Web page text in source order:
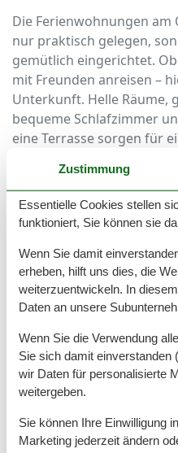
Die Ferienwohnungen
nur praktisch gelegen,
gemütlich eingerichtet. Ob
mit Freunden anreisen –
Unterkunft. Helle Räume,
bequeme Schlafzimmer
eine Terrasse sorgen für
Grüne oder lassen Sie
dem Balkon ausklingen.
Die perfekte Lage
Der Ostseewellenweg ist
unweit des Zentrums
Gehminuten vom feinen
Urlaubszielen – egal, ob
besuchen, am Strand
durch den Nationalpark
Boddenlandschaft
Nähe zur Natur und die
hier sowohl
Zustimmung
Essentielle Cookies stellen
funktioniert, Sie können sie
Wenn Sie damit
erheben, hilft uns dies, die
weiterzuentwickeln. In
Daten an unsere
Wenn Sie die Verwendung
Sie sich damit
wir Daten für personalisierte
weitergeben.
Sie können Ihre Einwilligung
Marketing jederzeit ändern